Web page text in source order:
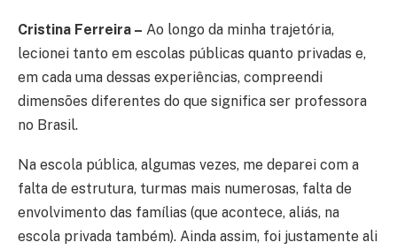
Cristina Ferreira – Ao longo da minha trajetória,
lecionei tanto em escolas públicas quanto privadas e,
em cada uma dessas experiências, compreendi
dimensões diferentes do que significa ser professora
no Brasil.
Na escola pública, algumas vezes, me deparei com a
falta de estrutura, turmas mais numerosas, falta de
envolvimento das famílias (que acontece, aliás, na
escola privada também). Ainda assim, foi justamente ali